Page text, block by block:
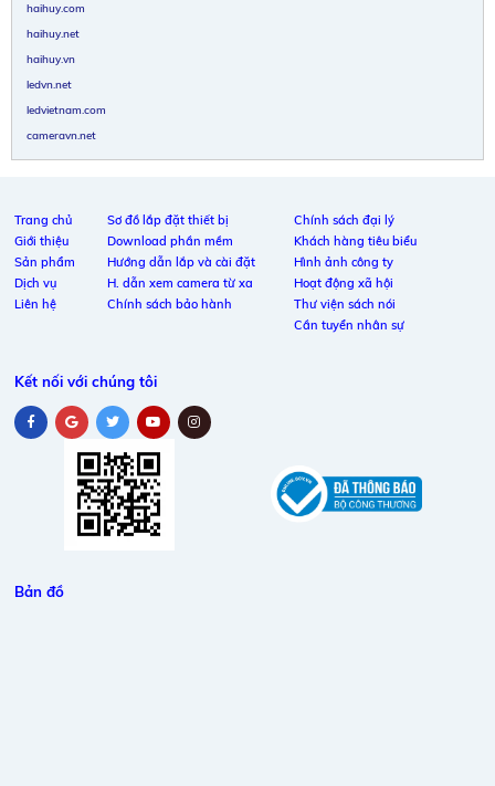
haihuy.com
haihuy.net
haihuy.vn
ledvn.net
ledvietnam.com
cameravn.net
Trang chủ
Giới thiệu
Sản phẩm
Dịch vụ
Liên hệ
Sơ đồ lắp đặt thiết bị
Download phần mềm
Hướng dẫn lắp và cài đặt
H. dẫn xem camera từ xa
Chính sách bảo hành
Chính sách đại lý
Khách hàng tiêu biểu
Hình ảnh công ty
Hoạt động xã hội
Thư viện sách nói
Cần tuyển nhân sự
Kết nối với chúng tôi
Bản đồ